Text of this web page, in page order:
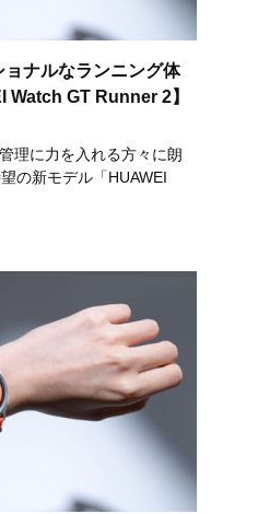
ナルなランニング体
Watch GT Runner 2】
理に力を入れる方々に朗
の新モデル「HUAWEI